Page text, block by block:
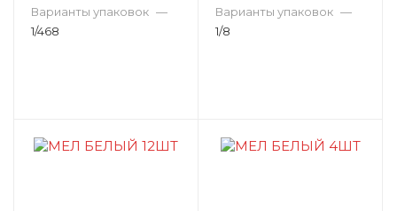
Варианты упаковок —
1/468
Варианты упаковок —
1/8